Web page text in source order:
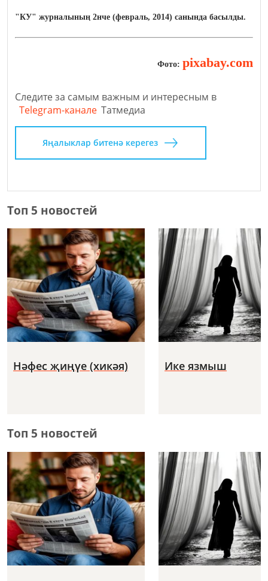
"КУ" журналының 2нче (февраль, 2014) санында басылды.
Фото: pixabay.com
Следите за самым важным и интересным в
Telegram-канале Татмедиа
Яңалыклар битенә керегез
Топ 5 новостей
Нәфес җиңүе (хикәя) Ике язмыш
Топ 5 новостей